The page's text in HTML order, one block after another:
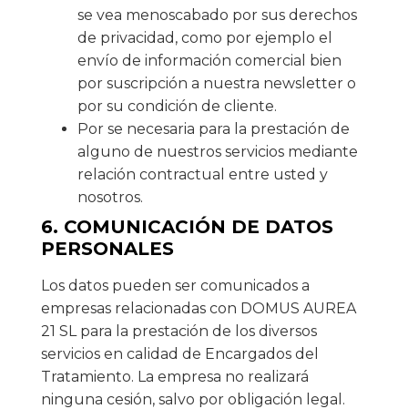
se vea menoscabado por sus derechos
de privacidad, como por ejemplo el
envío de información comercial bien
por suscripción a nuestra newsletter o
por su condición de cliente.
Por se necesaria para la prestación de
alguno de nuestros servicios mediante
relación contractual entre usted y
nosotros.
6. COMUNICACIÓN DE DATOS
PERSONALES
Los datos pueden ser comunicados a
empresas relacionadas con DOMUS AUREA
21 SL para la prestación de los diversos
servicios en calidad de Encargados del
Tratamiento. La empresa no realizará
ninguna cesión, salvo por obligación legal.